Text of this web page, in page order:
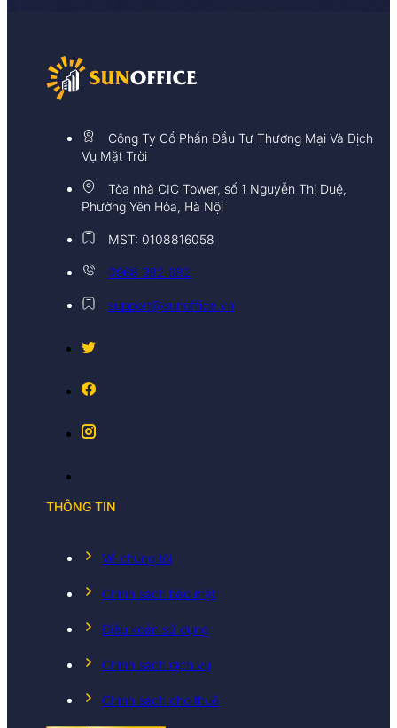
Để được báo giá chi tiết theo từng văn phòng hay
Hotline:
Fanpage: fb.com/Timvanphong.com.vn
Maps: https://g.page/tim-van-phong-hn
Công Ty Cổ Phần Đầu Tư Thương Mại Và Dịch
Vụ Mặt Trời
Tòa nhà CIC Tower, số 1 Nguyễn Thị Duệ,
Phường Yên Hòa, Hà Nội
MST: 0108816058
0968 382 682
support@sunoffice.vn
THÔNG TIN
Về chúng tôi
Chính sách bảo mật
Điều koản sử dụng
Chính sách dịch vụ
Chính sách cho thuê